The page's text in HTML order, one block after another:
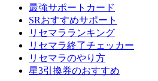
最強サポートカード
SRおすすめサポート
リセマラランキング
リセマラ終了チェッカー
リセマラのやり方
星3引換券のおすすめ